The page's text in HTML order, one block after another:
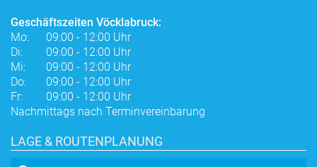
Geschäftszeiten Vöcklabruck:
Mo:
Di:
Mi:
Do:
Fr:
09:00 - 12:00 Uhr
09:00 - 12:00 Uhr
09:00 - 12:00 Uhr
09:00 - 12:00 Uhr
09:00 - 12:00 Uhr
Nachmittags nach Terminvereinbarung
LAGE & ROUTENPLANUNG